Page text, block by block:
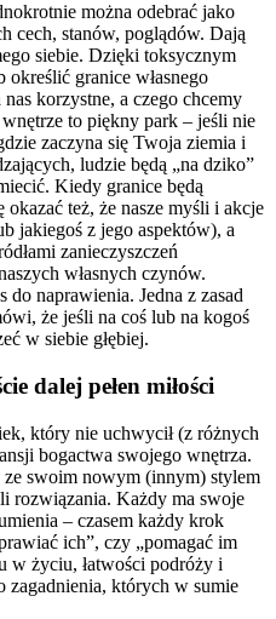
można odebrać jako
cech, stanów, poglądów. Dają
siebie. Dzięki toksycznym
granice własnego
korzystne, a czego chcemy
to piękny park – jeśli nie
zaczyna się Twoja ziemia i
ludzie będą „na dziko”
Kiedy granice będą
też, że nasze myśli i akcje
jakiegoś z jego aspektów), a
zanieczyszczeń
własnych czynów.
do naprawienia. Jedna z zasad
że jeśli na coś lub na kogoś
w siebie głębiej.
dalej pełen miłości
który nie uchwycił (z różnych
bogactwa swojego wnętrza.
swoim nowym (innym) stylem
rozwiązania. Każdy ma swoje
– czasem każdy krok
ich”, czy „pomagać im
w życiu, łatwości podróży i
których w sumie